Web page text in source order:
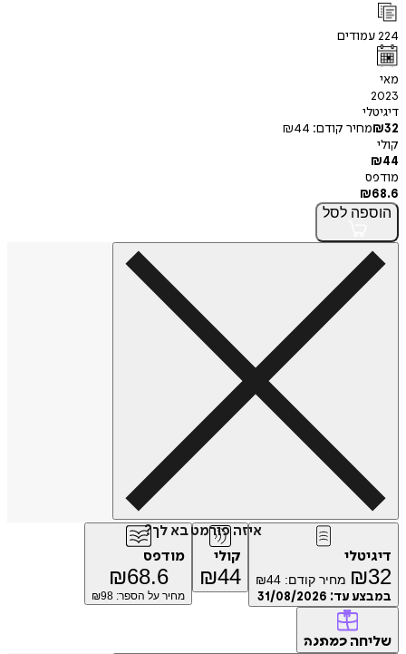
224עמודים
מאי
2023
דיגיטלי
₪32 מחיר קודם: ₪44
קולי
₪44
מודפס
₪68.6
הוספה לסל
איזה פורמט בא לך?
דיגיטלי
₪32 מחיר קודם: ₪44
במבצע עד: 31/08/2026
קולי
₪44
מודפס
₪68.6
מחיר על הספר: ₪ 98
שליחה כמתנה